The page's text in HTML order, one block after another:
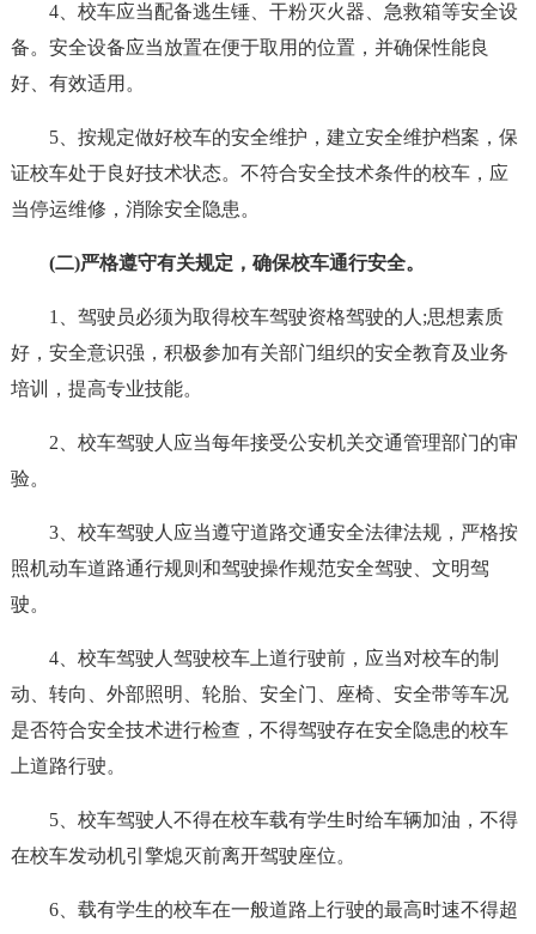
4、校车应当配备逃生锤、干粉灭火器、急救箱等安全设
备。安全设备应当放置在便于取用的位置，并确保性能良
好、有效适用。
5、按规定做好校车的安全维护，建立安全维护档案，保
证校车处于良好技术状态。不符合安全技术条件的校车，应
当停运维修，消除安全隐患。
(二)严格遵守有关规定，确保校车通行安全。
1、驾驶员必须为取得校车驾驶资格驾驶的人;思想素质
好，安全意识强，积极参加有关部门组织的安全教育及业务
培训，提高专业技能。
2、校车驾驶人应当每年接受公安机关交通管理部门的审
验。
3、校车驾驶人应当遵守道路交通安全法律法规，严格按
照机动车道路通行规则和驾驶操作规范安全驾驶、文明驾
驶。
4、校车驾驶人驾驶校车上道行驶前，应当对校车的制
动、转向、外部照明、轮胎、安全门、座椅、安全带等车况
是否符合安全技术进行检查，不得驾驶存在安全隐患的校车
上道路行驶。
5、校车驾驶人不得在校车载有学生时给车辆加油，不得
在校车发动机引擎熄灭前离开驾驶座位。
6、载有学生的校车在一般道路上行驶的最高时速不得超